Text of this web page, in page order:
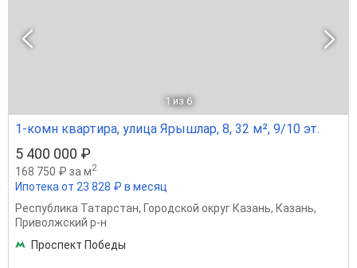
1 из 6
1-комн квартира, улица Ярышлар, 8, 32 м², 9/10 эт.
5 400 000 ₽
168 750 ₽ за м2
Ипотека от 23 828 ₽ в месяц
Республика Татарстан, Городской округ Казань, Казань,
Приволжский р-н
Проспект Победы